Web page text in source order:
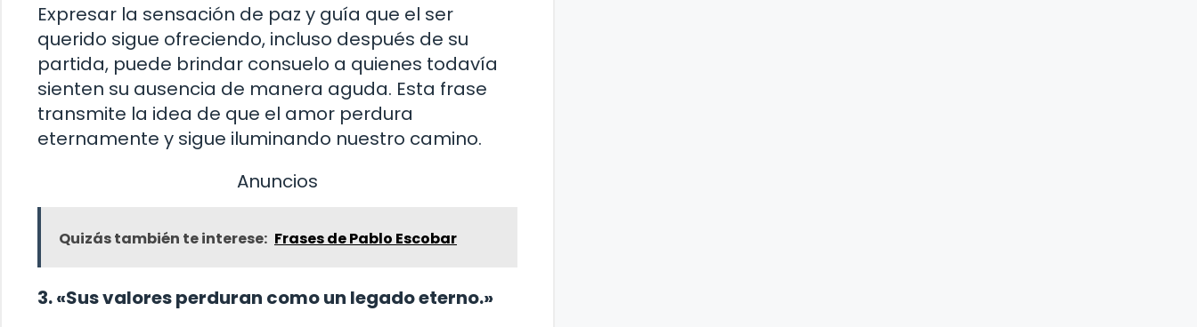
Expresar la sensación de paz y guía que el ser
querido sigue ofreciendo, incluso después de su
partida, puede brindar consuelo a quienes todavía
sienten su ausencia de manera aguda. Esta frase
transmite la idea de que el amor perdura
eternamente y sigue iluminando nuestro camino.
Anuncios
Quizás también te interese: Frases de Pablo Escobar
3. «Sus valores perduran como un legado eterno.»